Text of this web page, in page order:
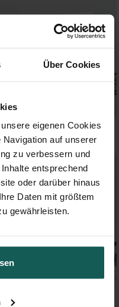
Über Cookies
eigenen Cookies
auf unserer
zu verbessern und
entsprechend
oder darüber hinaus
Daten mit größtem
gewährleisten.